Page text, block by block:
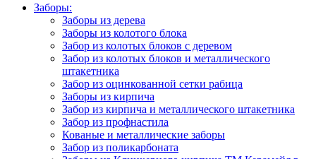
Заборы:
Заборы из дерева
Заборы из колотого блока
Забор из колотых блоков с деревом
Забор из колотых блоков и металлического
штакетника
Забор из оцинкованной сетки рабица
Заборы из кирпича
Забор из кирпича и металлического штакетника
Забор из профнастила
Кованые и металлические заборы
Забор из поликарбоната